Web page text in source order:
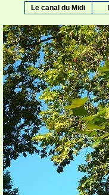
Le canal du Midi